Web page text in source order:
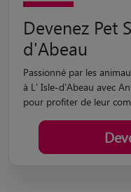
Devenez Pet
d'Abeau
Passionné par les
à L' Isle-d'Abeau avec
pour profiter de leur